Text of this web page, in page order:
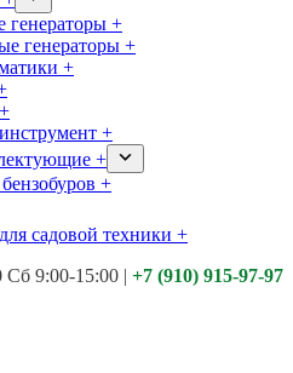
генераторы +
генераторы +
+
+
+
+
садовой техники +
д.113
9:00-15:00 | +7 (910) 915-97-97